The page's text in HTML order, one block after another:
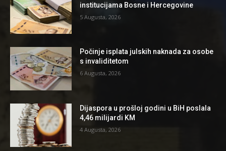
institucijama Bosne i Hercegovine
5 Augusta, 2026
Počinje isplata julskih naknada za osobe
s invaliditetom
6 Augusta, 2026
Dijaspora u prošloj godini u BiH poslala
4,46 milijardi KM
4 Augusta, 2026